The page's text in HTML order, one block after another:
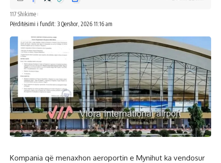
Përditësimi i fundit: 3 Qershor, 2026 11:16 am
117 Shikime
Kompania që menaxhon aeroportin e Mynihut ka vendosur